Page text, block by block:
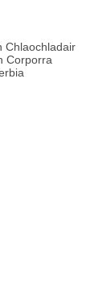
Chlaochladair
Corporra